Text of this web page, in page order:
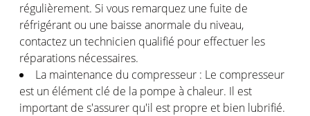
régulièrement. Si vous remarquez une fuite de
réfrigérant ou une baisse anormale du niveau,
contactez un technicien qualifié pour effectuer les
réparations nécessaires.
La maintenance du compresseur : Le compresseur
est un élément clé de la pompe à chaleur. Il est
important de s'assurer qu'il est propre et bien lubrifié.